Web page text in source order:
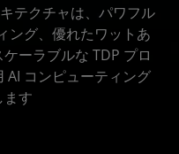
テクチャは、パワフル
ング、優れたワットあ
ーラブルな TDP プロ
AI コンピューティング
す